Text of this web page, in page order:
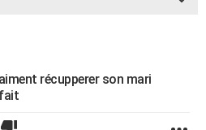
récupperer son mari